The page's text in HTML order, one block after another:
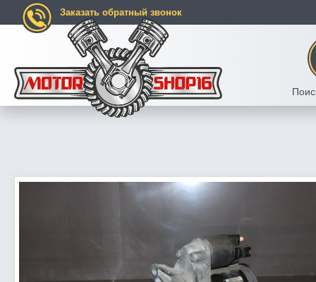
Заказать обратный звонок